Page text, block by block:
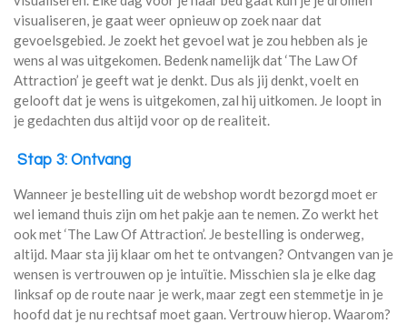
visualiseren, je gaat weer opnieuw op zoek naar dat
gevoelsgebied. Je zoekt het gevoel wat je zou hebben als je
wens al was uitgekomen. Bedenk namelijk dat ‘The Law Of
Attraction’ je geeft wat je denkt. Dus als jij denkt, voelt en
gelooft dat je wens is uitgekomen, zal hij uitkomen. Je loopt in
je gedachten dus altijd voor op de realiteit.
Stap 3: Ontvang
Wanneer je bestelling uit de webshop wordt bezorgd moet er
wel iemand thuis zijn om het pakje aan te nemen. Zo werkt het
ook met ‘The Law Of Attraction’. Je bestelling is onderweg,
altijd. Maar sta jij klaar om het te ontvangen? Ontvangen van je
wensen is vertrouwen op je intuïtie. Misschien sla je elke dag
linksaf op de route naar je werk, maar zegt een stemmetje in je
hoofd dat je nu rechtsaf moet gaan. Vertrouw hierop. Waarom?